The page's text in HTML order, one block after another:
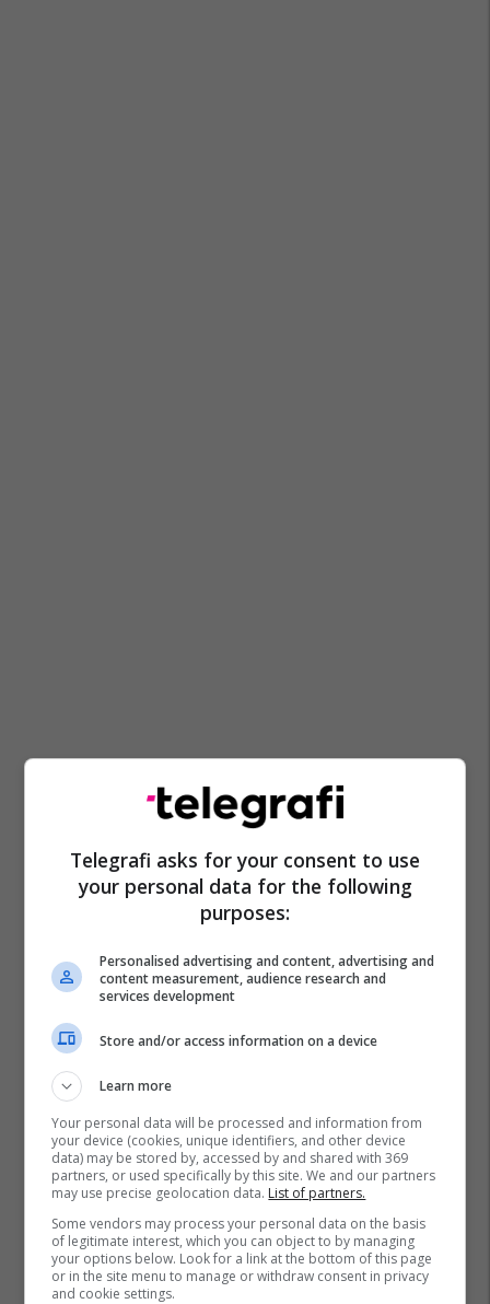
Gjakova Kulturë
Shfaqje Teatrale
Teatri Hadi Shehu
Telegrafi asks for your consent to use
your personal data for the following
purposes:
Personalised advertising and content, advertising and
content measurement, audience research and
services development
Store and/or access information on a device
Learn more
Your personal data will be processed and information from
your device (cookies, unique identifiers, and other device
data) may be stored by, accessed by and shared with 369
partners, or used specifically by this site. We and our partners
may use precise geolocation data. List of partners.
Some vendors may process your personal data on the basis
of legitimate interest, which you can object to by managing
your options below. Look for a link at the bottom of this page
or in the site menu to manage or withdraw consent in privacy
and cookie settings.